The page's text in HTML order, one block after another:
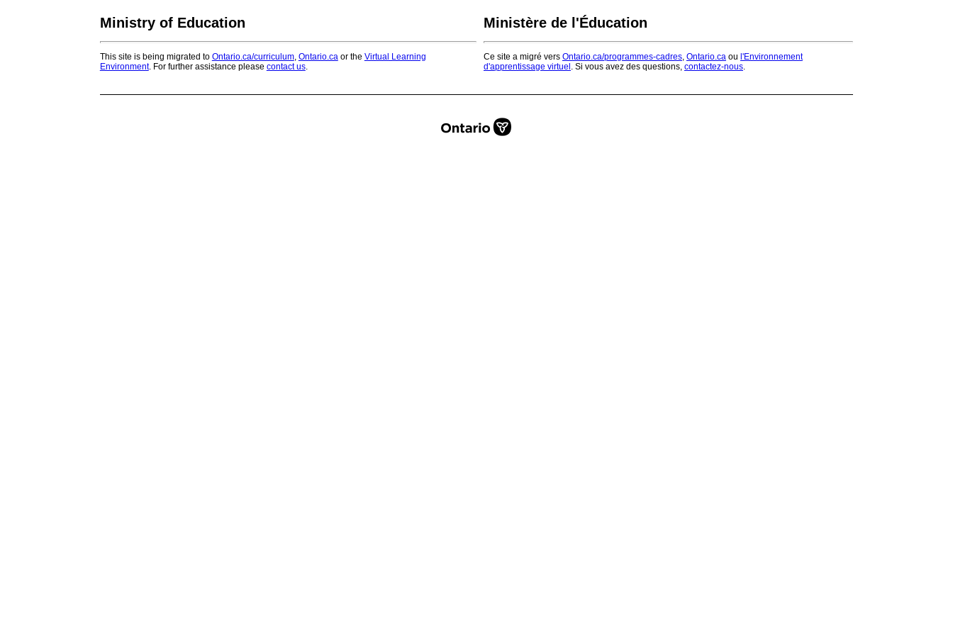
Ministry of Education
This site is being migrated to Ontario.ca/curriculum, Ontario.ca or the Virtual Learning
Environment. For further assistance please contact us.
Ministère de l'Éducation
Ce site a migré vers Ontario.ca/programmes-cadres, Ontario.ca ou l'Environnement
d'apprentissage virtuel . Si vous avez des questions, contactez-nous.